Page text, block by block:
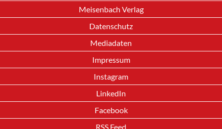
Meisenbach Verlag
Datenschutz
Mediadaten
Impressum
Instagram
LinkedIn
Facebook
RSS Feed